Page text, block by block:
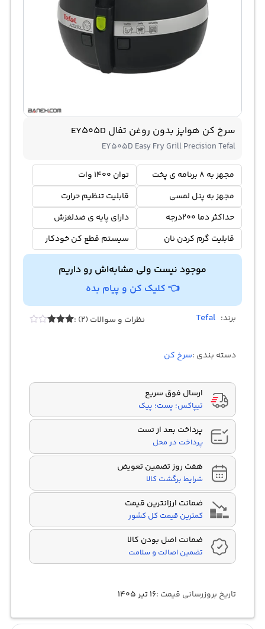
سرخ کن هواپز بدون روغن تفال EY505D
EY505D Easy Fry Grill Precision Tefal
مجهز به 8 برنامه ی پخت
توان 1400 وات
مجهز به پنل لمسی
قابلیت تنظیم حرارت
حداکثر دما 200درجه
دارای پایه ی ضدلغزش
قابلیت گرم کردن نان
سیستم قطع کن خودکار
موجود نیست ولی مشابه‌اش رو داریم
👈 کلیک کن و پیام بده
برند: Tefal نظرات و سوالات (2) :
customer
دسته بندی :سرخ کن
ارسال فوق سریع
تیپاکس؛ پست؛ پیک
پرداخت بعد از تست
پرداخت در محل
هفت روز تضمین تعویض
شرایط برگشت کالا
ضمانت ارزانترین قیمت
کمترین قیمت کل کشور
ضمانت اصل بودن کالا
تضمین اصالت و سلامت
تاریخ بروزرسانی قیمت :۱۶ تیر ۱۴۰۵